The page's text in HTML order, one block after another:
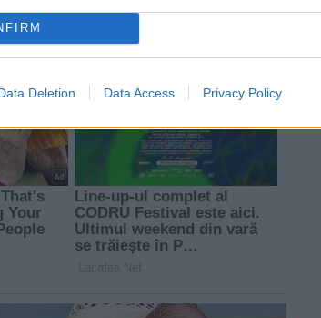
Deletion Data Access Privacy Policy